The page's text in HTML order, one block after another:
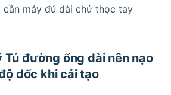
máy đủ dài chứ thọc tay
Tú đường ống dài nên nạo
dốc khi cải tạo